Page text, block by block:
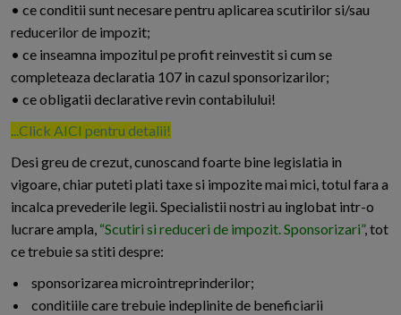
• ce conditii sunt necesare pentru aplicarea scutirilor si/sau
reducerilor de impozit;
• ce inseamna impozitul pe profit reinvestit si cum se
completeaza declaratia 107 in cazul sponsorizarilor;
• ce obligatii declarative revin contabilului!
...Click AICI pentru detalii!
Desi greu de crezut, cunoscand foarte bine legislatia in
vigoare, chiar puteti plati taxe si impozite mai mici, totul fara a
incalca prevederile legii. Specialistii nostri au inglobat intr-o
lucrare ampla, “Scutiri si reduceri de impozit. Sponsorizari”,tot
ce trebuie sa stiti despre:
sponsorizarea microintreprinderilor;
conditiile care trebuie indeplinite de beneficiarii